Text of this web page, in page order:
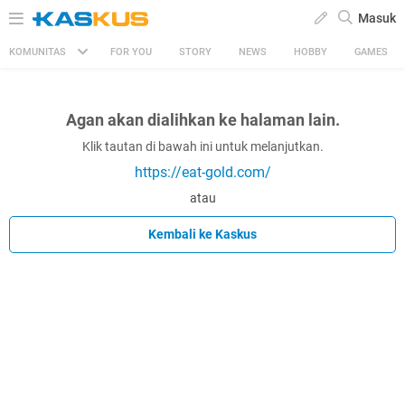
Masuk
KOMUNITAS FOR YOU STORY NEWS HOBBY GAMES
Agan akan dialihkan ke halaman lain.
Klik tautan di bawah ini untuk melanjutkan.
https://eat-gold.com/
atau
Kembali ke Kaskus